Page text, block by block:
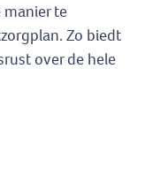
manier te
Zo biedt
over de hele